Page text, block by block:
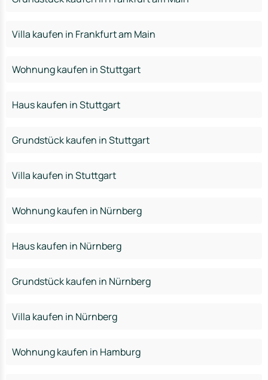
Villa kaufen in Frankfurt am Main
Wohnung kaufen in Stuttgart
Haus kaufen in Stuttgart
Grundstück kaufen in Stuttgart
Villa kaufen in Stuttgart
Wohnung kaufen in Nürnberg
Haus kaufen in Nürnberg
Grundstück kaufen in Nürnberg
Villa kaufen in Nürnberg
Wohnung kaufen in Hamburg